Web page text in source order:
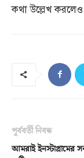
কথা উল্লেখ করলেও
পূর্ববর্তী নিবন্ধ
আমরাই ইনস্টাগ্রামের